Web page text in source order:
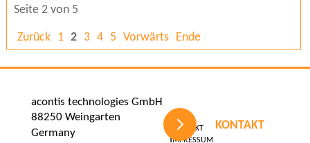
KONTAKT
seine
Reichweite
in
durch
neue
Vertriebspartner
Seite 2 von 5
Zurück 1 2 3 4 5 Vorwärts Ende
Navigation
überspringen
Kontakt
Impressum
acontis technologies GmbH
88250 Weingarten
Germany